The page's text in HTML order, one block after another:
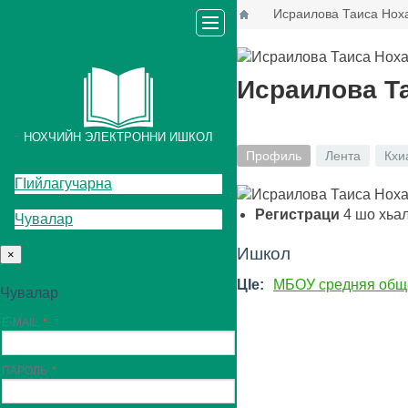
Исраилова Таиса
НОХЧИЙН ЭЛЕКТРОННИ ИШКОЛ
ГIийлагучарна
Чувалар
×
Чувалар
E-MAIL
ПАРОЛЬ
Исраилова
Профиль Лента
Регистраци 4 шо
Ишкол
ЦIе: МБОУ средняя